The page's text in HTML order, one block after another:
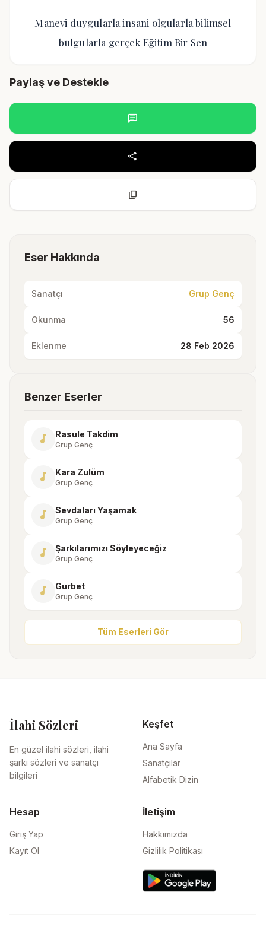
Manevi duygularla insani olgularla bilimsel
bulgularla gerçek Eğitim Bir Sen
Paylaş ve Destekle
chat
share
content_copy
Eser Hakkında
Sanatçı Grup Genç
Okunma 56
Eklenme 28 Feb 2026
Benzer Eserler
music_note Rasule Takdim
Grup Genç
music_note Kara Zulüm
Grup Genç
music_note Sevdaları Yaşamak
Grup Genç
music_note Şarkılarımızı Söyleyeceğiz
Grup Genç
music_note Gurbet
Grup Genç
Tüm Eserleri Gör
İlahi Sözleri
En güzel ilahi sözleri, ilahi
şarkı sözleri ve sanatçı
bilgileri
Keşfet
Ana Sayfa
Sanatçılar
Alfabetik Dizin
Hesap
Giriş Yap
Kayıt Ol
İletişim
Hakkımızda
Gizlilik Politikası